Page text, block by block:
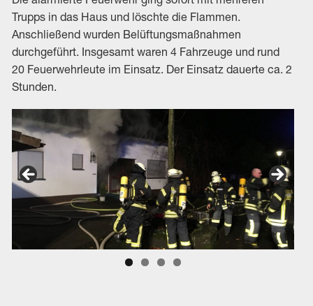
Trupps in das Haus und löschte die Flammen.
Anschließend wurden Belüftungsmaßnahmen
durchgeführt. Insgesamt waren 4 Fahrzeuge und rund
20 Feuerwehrleute im Einsatz. Der Einsatz dauerte ca. 2
Stunden.